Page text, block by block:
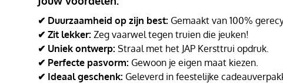
✔ Duurzaamheid op zijn best: Gemaakt van 100%
✔ Zit lekker: Zeg vaarwel tegen truien die jeuken!
✔ Uniek ontwerp: Straal met het JAP Kersttrui opdruk.
✔ Perfecte pasvorm: Gewoon je eigen maat kiezen.
✔ Ideaal geschenk: Geleverd in feestelijke